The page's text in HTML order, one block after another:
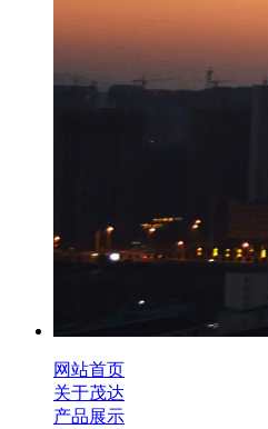
网站首页
关于茂达
产品展示